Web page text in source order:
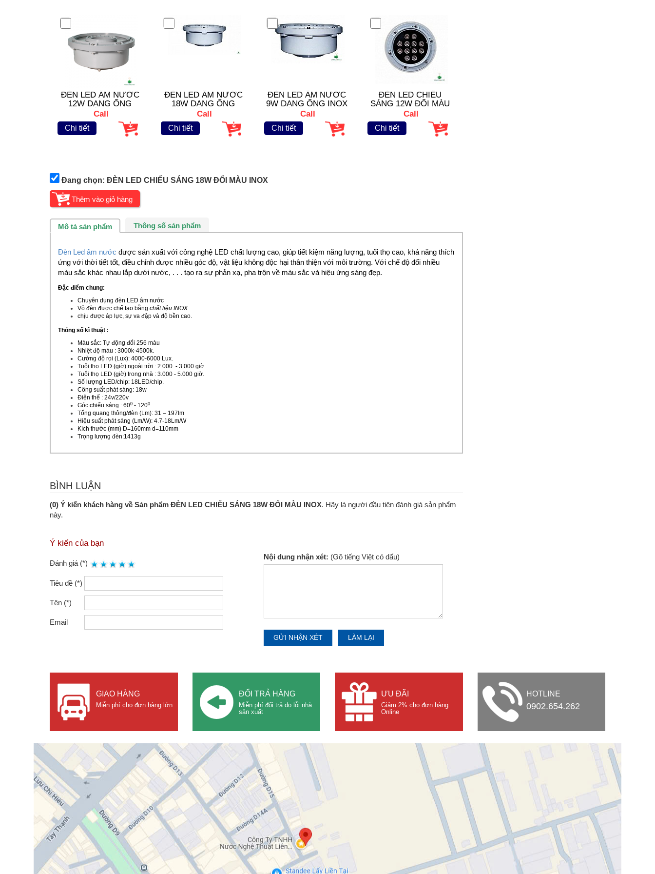
ĐÈN LED ÂM NƯỚC
12W DẠNG ỐNG
INOX
Call
Chi tiết
ĐÈN LED ÂM NƯỚC
18W DẠNG ỐNG
INOX
Call
Chi tiết
ĐÈN LED ÂM NƯỚC
9W DẠNG ỐNG INOX
Call
Chi tiết
ĐÈN LED CHIẾU
SÁNG 12W ĐỔI MÀU
INOX
Call
Chi tiết
Đang chọn: ĐÈN LED CHIẾU SÁNG 18W ĐỔI MÀU INOX
Mô tả sản phẩm Thông số sản phẩm
Đèn Led âm nước được sản xuất với công nghệ LED chất lượng cao, giúp tiết kiệm năng lượng, tuổi thọ cao, khả năng thích
ứng với thời tiết tốt, điều chỉnh được nhiều góc độ, vật liệu không độc hại thân thiện với môi trường. Với chế độ đổi nhiều
màu sắc khác nhau lắp dưới nước, . . . tạo ra sự phản xạ, pha trộn về màu sắc và hiệu ứng sáng đẹp.
Đặc điểm chung:
Chuyên dụng đèn LED âm nước
Vỏ đèn được chế tạo bằng chất liệu INOX
chịu được áp lực, sự va đập và độ bền cao.
Thông số kĩ thuật :
Màu sắc: Tự động đổi 256 màu
Nhiệt độ màu : 3000k-4500k.
Cường độ rọi (Lux): 4000-6000 Lux.
Tuổi thọ LED (giờ) ngoài trời : 2.000 - 3.000 giờ.
Tuổi thọ LED (giờ) trong nhà : 3.000 - 5.000 giờ.
Số lượng LED/chip: 18LED/chip.
Công suất phát sáng: 18w
Điện thế : 24v/220v
Góc chiếu sáng : 600 - 1200
Tổng quang thông/đèn (Lm): 31 – 197lm
Hiệu suất phát sáng (Lm/W): 4.7-18Lm/W
Kích thước (mm) D=160mm d=110mm
Trọng lượng đèn:1413g
BÌNH LUẬN
(0) Ý kiến khách hàng về Sản phẩm ĐÈN LED CHIẾU SÁNG 18W ĐỔI MÀU INOX. Hãy là người đầu tiên đánh giá sản phẩm
này.
Ý kiến của bạn
Đánh giá (*)
Tiêu đề (*)
Tên (*)
Email
Nội dung nhận xét: (Gõ tiếng Việt có dấu)
GIAO HÀNG
Miễn phí cho đơn hàng lớn
ĐỔI TRẢ HÀNG
Miễn phí đổi trả do lỗi nhà
sản xuất
ƯU ĐÃI
Giảm 2% cho đơn hàng
Online
HOTLINE
0902.654.262